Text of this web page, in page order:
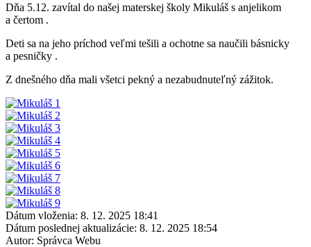
Dňa 5.12. zavítal do našej materskej školy Mikuláš s anjelikom
a čertom .
Deti sa na jeho príchod veľmi tešili a ochotne sa naučili básnicky
a pesničky .
Z dnešného dňa mali všetci pekný a nezabudnuteľný zážitok.
Dátum vloženia: 8. 12. 2025 18:41
Dátum poslednej aktualizácie: 8. 12. 2025 18:54
Autor: Správca Webu